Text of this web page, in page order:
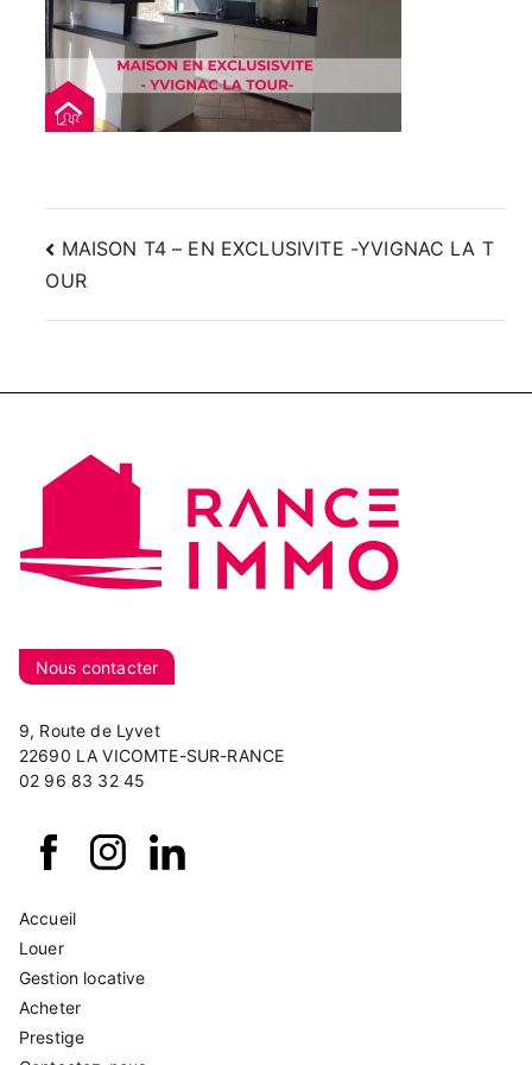
Navigation
MAISON T4 – EN EXCLUSIVITE -YVIGNAC LA T
OUR
Nous contacter
9, Route de Lyvet
22690 LA VICOMTE-SUR-RANCE
02 96 83 32 45
Accueil
Louer
Gestion locative
Acheter
Prestige